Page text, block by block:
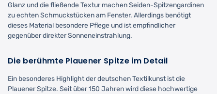
Glanz und die fließende Textur machen Seiden-Spitzengardinen
zu echten Schmuckstücken am Fenster. Allerdings benötigt
dieses Material besondere Pflege und ist empfindlicher
gegenüber direkter Sonneneinstrahlung.
Die berühmte Plauener Spitze im Detail
Ein besonderes Highlight der deutschen Textilkunst ist die
Plauener Spitze. Seit über 150 Jahren wird diese hochwertige